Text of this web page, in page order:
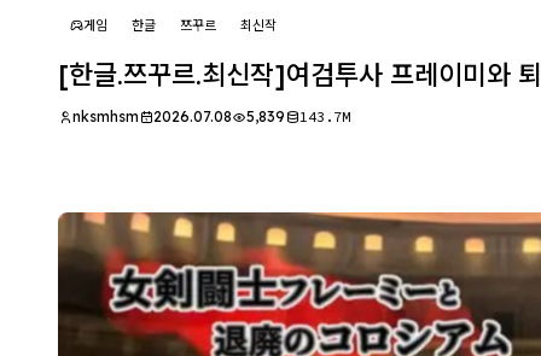
게임 한글 쯔꾸르 최신작
[한글.쯔꾸르.최신작]여검투사 프레이미와
nksmhsm 2026.07.08 5,839 143.7M